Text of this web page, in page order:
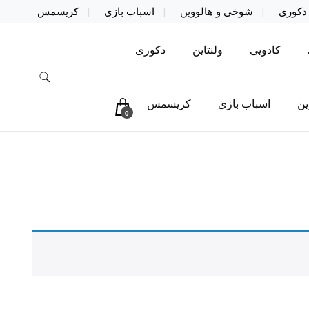
دکوری شوخی و هالووین اسباب بازی کریسمس
کادویی ولنتاین دکوری
اسباب بازی کریسمس
0